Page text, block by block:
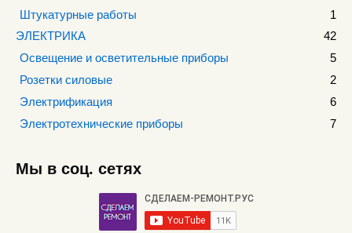
Штукатурные работы
1
ЭЛЕКТРИКА
42
Освещение и осветительные приборы
5
Розетки силовые
2
Электрификация
6
Электротехнические приборы
7
Мы в соц. сетях